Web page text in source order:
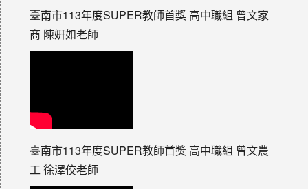
臺南市113年度SUPER教師首獎 高中職組 曾文家
商 陳姸如老師
臺南市113年度SUPER教師首獎 高中職組 曾文農
工 徐澤佼老師